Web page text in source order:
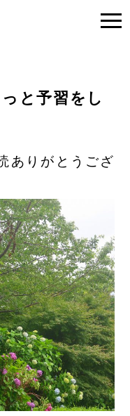
と予習をし
ありがとうござ